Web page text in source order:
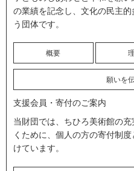
の業績を記念し、文化の民主
う団体です。
概要
願いを
支援会員・寄付のご案内
当財団では、ちひろ美術館の
くために、個人の方の寄付制
けています。